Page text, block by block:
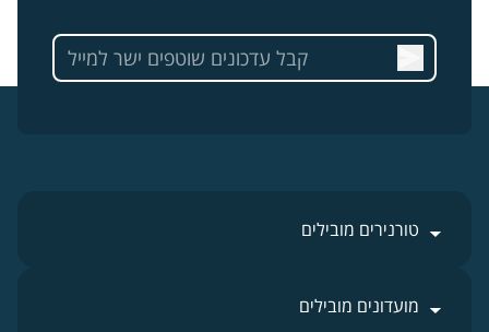
טורנירים מובילים
מועדונים מובילים